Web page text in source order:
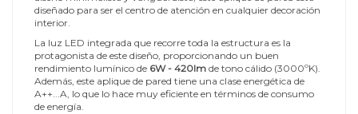
diseñado para ser el centro de atención en cualquier decoración
interior.
La luz LED integrada que recorre toda la estructura es la
protagonista de este diseño, proporcionando un buen
rendimiento lumínico de 6W - 420lm de tono cálido (3000ºK).
Además, este aplique de pared tiene una clase energética de
A++...A, lo que lo hace muy eficiente en términos de consumo
de energía.